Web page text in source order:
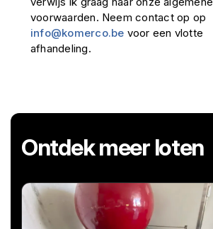
voorwaarden. Neem contact op op
info@komerco.be voor een vlotte
afhandeling.
Ontdek meer loten